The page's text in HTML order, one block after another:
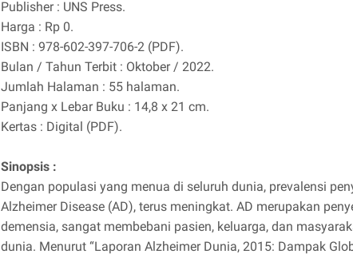
Publisher : UNS Press.
Harga : Rp 0.
ISBN : 978-602-397-706-2 (PDF).
Bulan / Tahun Terbit : Oktober / 2022.
Jumlah Halaman : 55 halaman.
Panjang x Lebar Buku : 14,8 x 21 cm.
Kertas : Digital (PDF).
Sinopsis :
Dengan populasi yang menua di seluruh dunia, prevalensi
Alzheimer Disease (AD), terus meningkat. AD merupakan
demensia, sangat membebani pasien, keluarga, dan
dunia. Menurut “Laporan Alzheimer Dunia, 2015: Dampak